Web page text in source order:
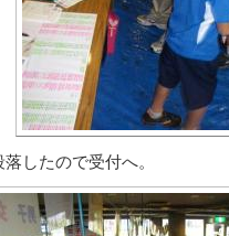
したので受付へ。